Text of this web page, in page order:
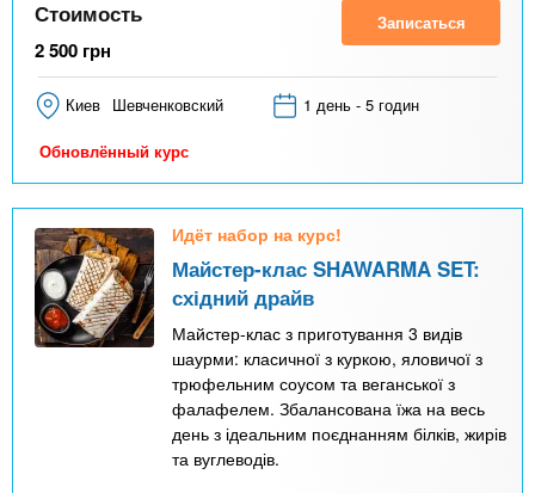
Стоимость
2 500 грн
Записаться
Киев Шевченковский 1 день - 5 годин
Обновлённый курс
Идёт набор на курс!
Майстер-клас SHAWARMA SET:
східний драйв
Майстер-клас з приготування 3 видів
шаурми: класичної з куркою, яловичої з
трюфельним соусом та веганської з
фалафелем. Збалансована їжа на весь
день з ідеальним поєднанням білків, жирів
та вуглеводів.